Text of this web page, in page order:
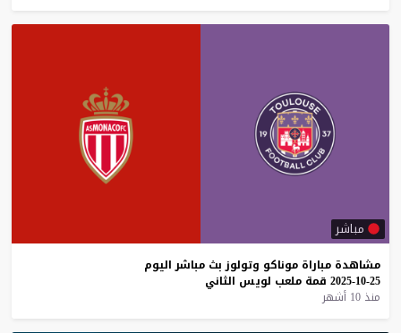
مباشر
مشاهدة مباراة موناكو وتولوز بث مباشر اليوم
25-10-2025
قمة ملعب لويس الثاني
منذ 10 أشهر